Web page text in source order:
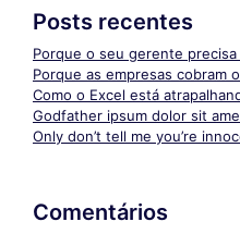
Posts recentes
Porque o seu gerente precisa
Porque as empresas cobram
Como o Excel está
Godfather ipsum dolor sit
Only don’t tell me you’re
Comentários